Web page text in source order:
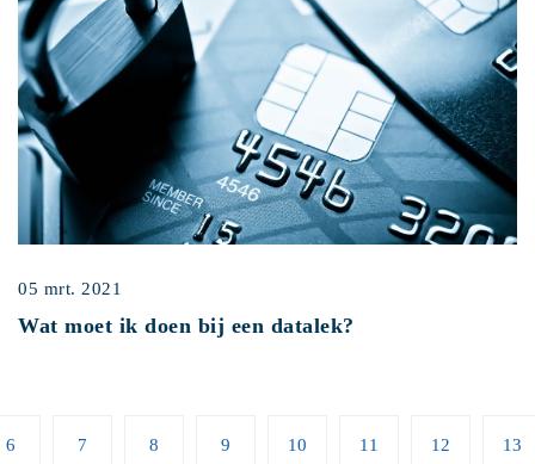
05 mrt. 2021
Wat moet ik doen bij een datalek?
6 7 8 9 10 11 12 13